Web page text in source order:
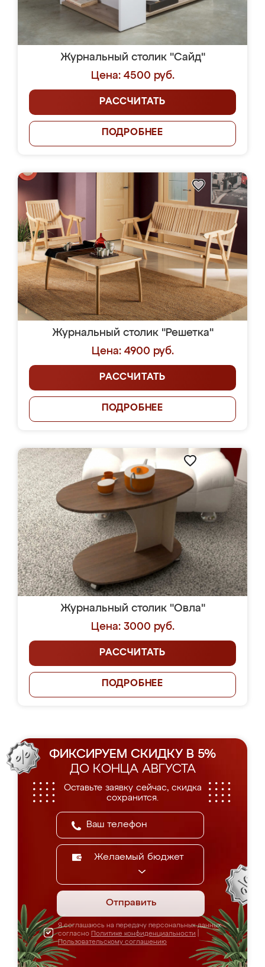
Журнальный столик "Сайд"
Цена: 4500 руб.
РАССЧИТАТЬ
ПОДРОБНЕЕ
Журнальный столик "Решетка"
Цена: 4900 руб.
РАССЧИТАТЬ
ПОДРОБНЕЕ
Журнальный столик "Овла"
Цена: 3000 руб.
РАССЧИТАТЬ
ПОДРОБНЕЕ
ФИКСИРУЕМ СКИДКУ В 5%
ДО КОНЦА АВГУСТА
Оставьте заявку сейчас, скидка
сохранится.
Желаемый бюджет
Отправить
Я соглашаюсь на передачу персональных данных
согласно Политике конфиденциальности
Пользовательскому соглашению